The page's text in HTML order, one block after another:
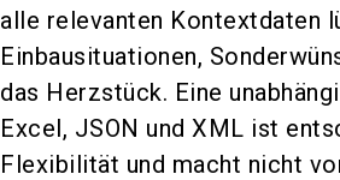
alle relevanten Kontextdaten
Einbausituationen,
das Herzstück. Eine
Excel, JSON und XML ist
Flexibilität und macht nicht